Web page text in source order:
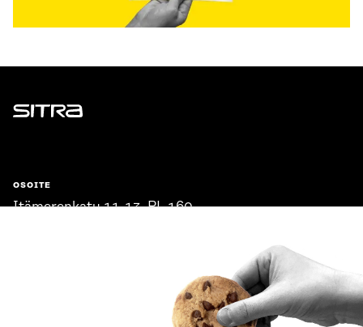
Sitra
OSOITE
Itämerenkatu 11-13, PL 160,